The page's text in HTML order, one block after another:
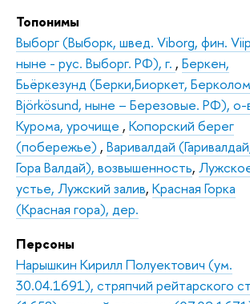
Топонимы
Выборг (Выборк, швед. Viborg, фин.
ныне - рус. Выборг. РФ), г. , Беркен,
Бьёркезунд (Берки,Биоркет,
Björkösund, ныне – Березовые. РФ), о-
Курома, урочище , Копорский берег
(побережье) , Варивалдай
Гора Валдай), возвышенность,
устье, Лужский залив, Красная Горка
(Красная гора), дер.
Персоны
Нарышкин Кирилл Полуектович (ум.
30.04.1691), стряпчий рейтарского